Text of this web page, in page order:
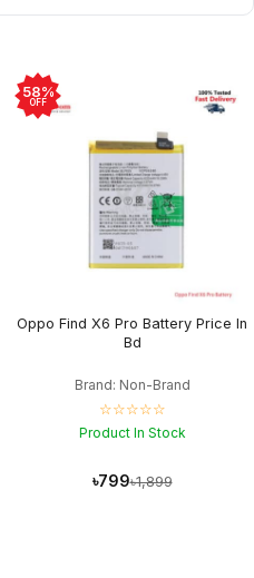
58%
OFF
Oppo Find X6 Pro Battery Price In
Bd
Brand: Non-Brand
☆☆☆☆☆
Product In Stock
৳799৳1,899